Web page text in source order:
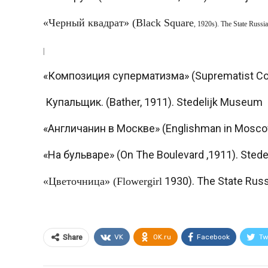
«Черный квадрат» (Black Square , 1920s). The State
|
«Композиция суперматизма» (Suprematist
Купальщик. (Bather, 1911). Stedelijk Museum
«Англичанин в Москве» (Englishman in
«На бульваре» (On The Boulevard ,1911).
«Цветочница» (Flowergirl 1930). The State
Share VK OK.ru Facebook